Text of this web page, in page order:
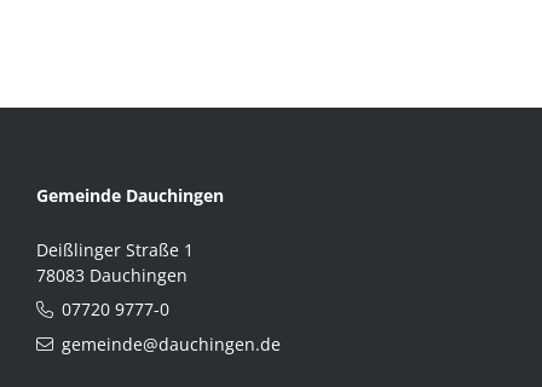
Gemeinde Dauchingen
Deißlinger Straße 1
78083 Dauchingen
07720 9777-0
gemeinde@dauchingen.de